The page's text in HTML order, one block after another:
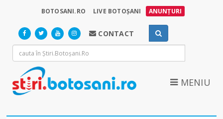
BOTOSANI.RO LIVE BOTOȘANI ANUNȚURI
CONTACT
MENIU